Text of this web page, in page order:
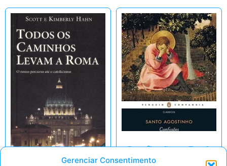
Gerenciar Consentimento
Confissões eBook
Kindle